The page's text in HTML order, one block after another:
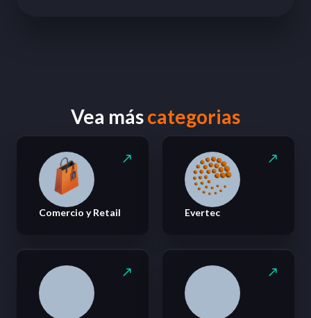
Vea máscategorias
Comercio y Retail Evertec